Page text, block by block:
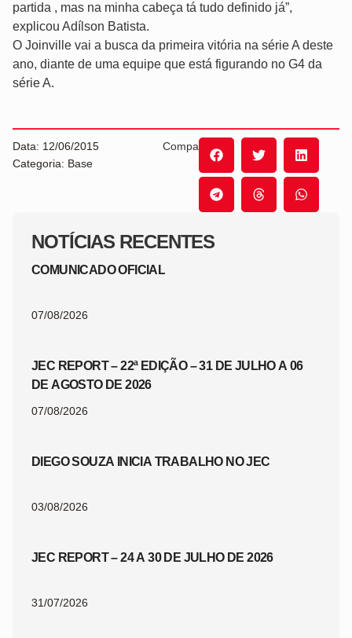
NOTÍCIAS RECENTES
COMUNICADO OFICIAL
07/08/2026
JEC REPORT – 22ª EDIÇÃO – 31 DE JULHO A 06
DE AGOSTO DE 2026
07/08/2026
DIEGO SOUZA INICIA TRABALHO NO JEC
03/08/2026
JEC REPORT – 24 A 30 DE JULHO DE 2026
31/07/2026
partida , mas na minha cabeça tá tudo definido já”,
explicou Adílson Batista.
O Joinville vai a busca da primeira vitória na série A deste
ano, diante de uma equipe que está figurando no G4 da
série A.
Data: 12/06/2015
Categoria: Base
Compartilhe: